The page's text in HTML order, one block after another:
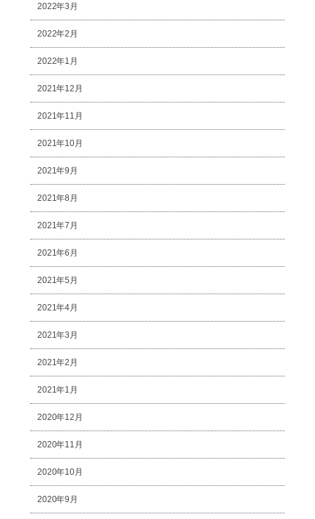
2022年3月
2022年2月
2022年1月
2021年12月
2021年11月
2021年10月
2021年9月
2021年8月
2021年7月
2021年6月
2021年5月
2021年4月
2021年3月
2021年2月
2021年1月
2020年12月
2020年11月
2020年10月
2020年9月